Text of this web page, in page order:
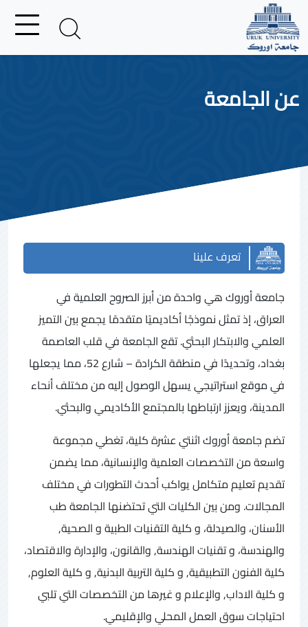
عن الجامعة
تعرف علينا
جامعة أوروك هي واحدة من أبرز الصروح العلمية في
العراق، إذ تمثل نموذجًا أكاديميًا متقدمًا يجمع بين التميز
العلمي والابتكار البحثي. تقع الجامعة في قلب العاصمة
بغداد، وتحديدًا في منطقة الكرادة – شارع 52، مما يجعلها
في موقع استراتيجي يسهل الوصول إليه من مختلف أنحاء
المدينة، ويعزز ارتباطها بالمجتمع الأكاديمي والبحثي.
تضم جامعة أوروك اثنتي عشرة كلية، تغطي مجموعة
واسعة من التخصصات العلمية والإنسانية، مما يضمن
تقديم تعليم متكامل يواكب أحدث التطورات في مختلف
المجالات. ومن بين الكليات التي تحتضنها الجامعة طب
الأسنان، والصيدلة، و كلية التقنيات الطبية و الصحية,
والهندسة، و تقنيات الهندسة, والقانون، والإدارة والاقتصاد،
كلية الفنون التطبيقية, و كلية التربية البدنية, و كلية العلوم,
و كلية الاداب, والإعلام و غيرها من التخصصات التي تلبي
احتياجات سوق العمل المحلي والإقليمي.